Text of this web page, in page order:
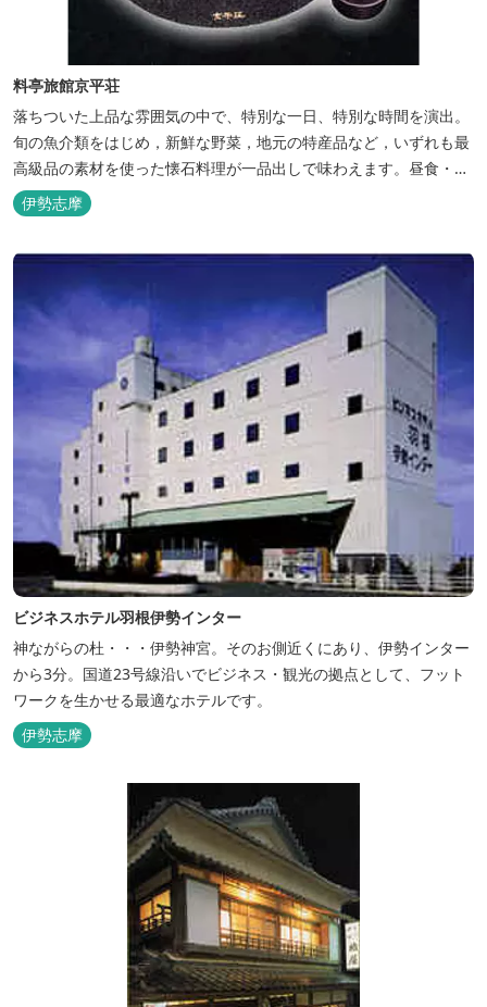
料亭旅館京平荘
落ちついた上品な雰囲気の中で、特別な一日、特別な時間を演出。
旬の魚介類をはじめ，新鮮な野菜，地元の特産品など，いずれも最
高級品の素材を使った懐石料理が一品出しで味わえます。昼食・夕
食・宿泊ができます。
伊勢志摩
ビジネスホテル羽根伊勢インター
神ながらの杜・・・伊勢神宮。そのお側近くにあり、伊勢インター
から3分。国道23号線沿いでビジネス・観光の拠点として、フット
ワークを生かせる最適なホテルです。
伊勢志摩